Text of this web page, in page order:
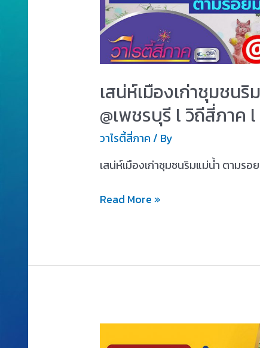
เสน่ห์เมืองเก่าชุมชน
@เพชรบุรี l วิถีสี่ภาค l
วาไรตี้สี่ภาค / By
เสน่ห์เมืองเก่าชุมชนริมแม่น้ำ ตามร
Read More »